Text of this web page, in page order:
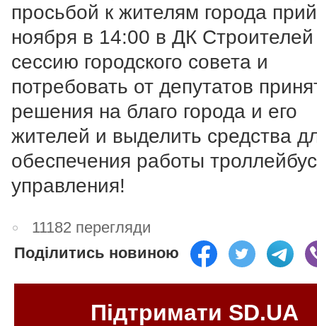
просьбой к жителям города
ноября в 14:00 в ДК
сессию городского совета и
потребовать от депутатов
решения на благо города и его
жителей и выделить средства
обеспечения работы
управления!
11182 перегляди
Поділитись новиною
Підтримати SD.UA